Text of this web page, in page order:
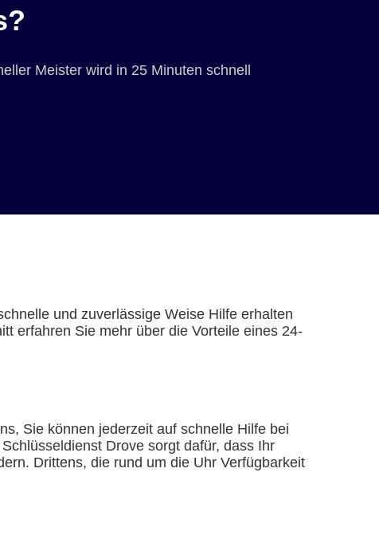
Meister wird in 25 Minuten schnell
und zuverlässige Weise Hilfe erhalten
erfahren Sie mehr über die Vorteile eines 24-
Sie können jederzeit auf schnelle Hilfe bei
Drove sorgt dafür, dass Ihr
Drittens, die rund um die Uhr Verfügbarkeit